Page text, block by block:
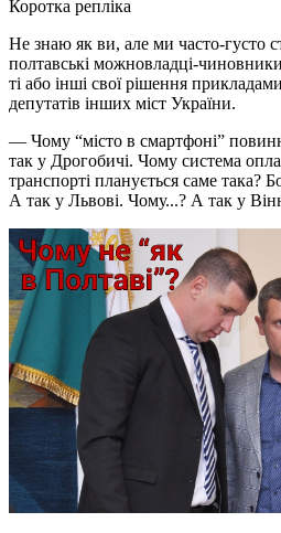
Коротка репліка
Не знаю як ви, але ми часто-густо
полтавські можновладці-
ті або інші свої рішення
депутатів інших міст України.
— Чому “місто в смартфоні”
так у Дрогобичі. Чому система
транспорті планується саме така?
А так у Львові. Чому...? А так у